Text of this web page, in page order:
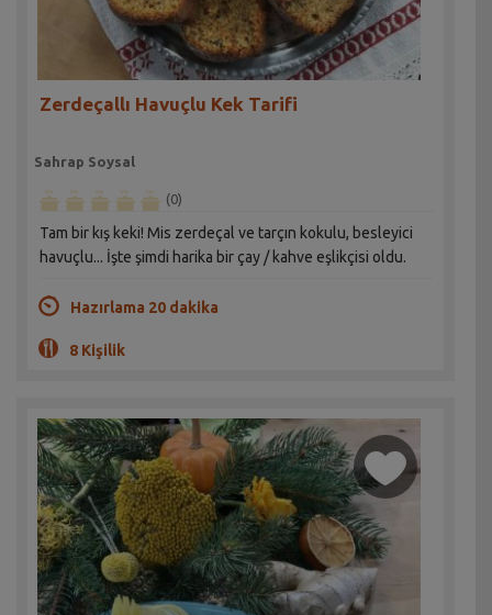
Zerdeçallı Havuçlu Kek Tarifi
Sahrap Soysal
(0)
Tam bir kış keki! Mis zerdeçal ve tarçın kokulu, besleyici
havuçlu... İşte şimdi harika bir çay / kahve eşlikçisi oldu.
Hazırlama 20 dakika
8 Kişilik